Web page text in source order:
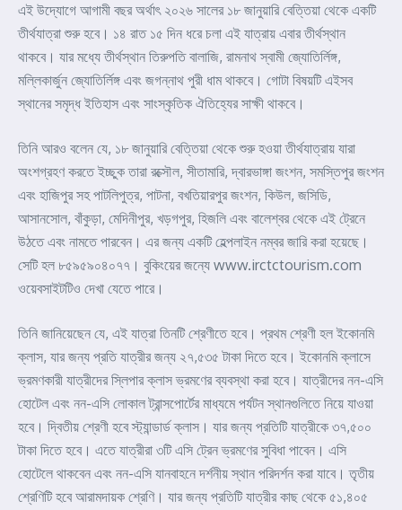
এই উদ্যোগে আগামী বছর অর্থাৎ ২০২৬ সালের ১৮ জানুয়ারি বেত্তিয়া থেকে একটি
তীর্থযাত্রা শুরু হবে। ১৪ রাত ১৫ দিন ধরে চলা এই যাত্রায় এবার তীর্থস্থান
থাকবে। যার মধ্যে তীর্থস্থান তিরুপতি বালাজি, রামনাথ স্বামী জ্যোতির্লিঙ্গ,
মল্লিকার্জুন জ্যোতির্লিঙ্গ এবং জগন্নাথ পুরী ধাম থাকবে। গোটা বিষয়টি এইসব
স্থানের সমৃদ্ধ ইতিহাস এবং সাংস্কৃতিক ঐতিহ্যের সাক্ষী থাকবে।
তিনি আরও বলেন যে, ১৮ জানুয়ারি বেত্তিয়া থেকে শুরু হওয়া তীর্থযাত্রায় যারা
অংশগ্রহণ করতে ইচ্ছুক তারা রক্সৌল, সীতামারি, দ্বারভাঙ্গা জংশন, সমস্তিপুর জংশন
এবং হাজিপুর সহ পাটলিপুত্র, পাটনা, বখতিয়ারপুর জংশন, কিউল, জসিডি,
আসানসোল, বাঁকুড়া, মেদিনীপুর, খড়গপুর, হিজলি এবং বালেশ্বর থেকে এই ট্রেনে
উঠতে এবং নামতে পারবেন। এর জন্য একটি হেল্পলাইন নম্বর জারি করা হয়েছে।
সেটি হল ৮৫৯৫৯০৪০৭৭। বুকিংয়ের জন্যে www.irctctourism.com
ওয়েবসাইটটিও দেখা যেতে পারে।
তিনি জানিয়েছেন যে, এই যাত্রা তিনটি শ্রেণীতে হবে। প্রথম শ্রেণী হল ইকোনমি
ক্লাস, যার জন্য প্রতি যাত্রীর জন্য ২৭,৫৩৫ টাকা দিতে হবে। ইকোনমি ক্লাসে
ভ্রমণকারী যাত্রীদের স্লিপার ক্লাস ভ্রমণের ব্যবস্থা করা হবে। যাত্রীদের নন-এসি
হোটেল এবং নন-এসি লোকাল ট্রান্সপোর্টের মাধ্যমে পর্যটন স্থানগুলিতে নিয়ে যাওয়া
হবে। দ্বিতীয় শ্রেণী হবে স্ট্যান্ডার্ড ক্লাস। যার জন্য প্রতিটি যাত্রীকে ৩৭,৫০০
টাকা দিতে হবে। এতে যাত্রীরা ৩টি এসি ট্রেন ভ্রমণের সুবিধা পাবেন। এসি
হোটেলে থাকবেন এবং নন-এসি যানবাহনে দর্শনীয় স্থান পরিদর্শন করা যাবে। তৃতীয়
শ্রেণিটি হবে আরামদায়ক শ্রেণি। যার জন্য প্রতিটি যাত্রীর কাছ থেকে ৫১,৪০৫